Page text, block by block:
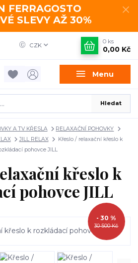
FERRAGOSTO
SLEVY AŽ 30%
Menu
CZK
Hledat
0 ks
0,00 Kč
A TV KŘESLA
RELAXAČNÍ POHOVKY
JILL RELAX
Křeslo / relaxační křeslo k
pohovce JILL
křeslo k
pohovce JILL
30 500 Kč
- 30 %